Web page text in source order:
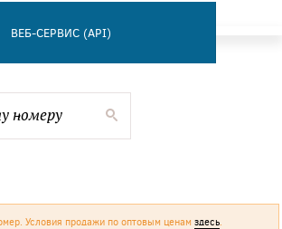
ВЕБ-СЕРВИС (API)
Условия продажи по оптовым ценам здесь.